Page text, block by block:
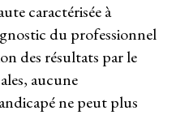
caractérisée à
du professionnel
des résultats par le
aucune
ne peut plus